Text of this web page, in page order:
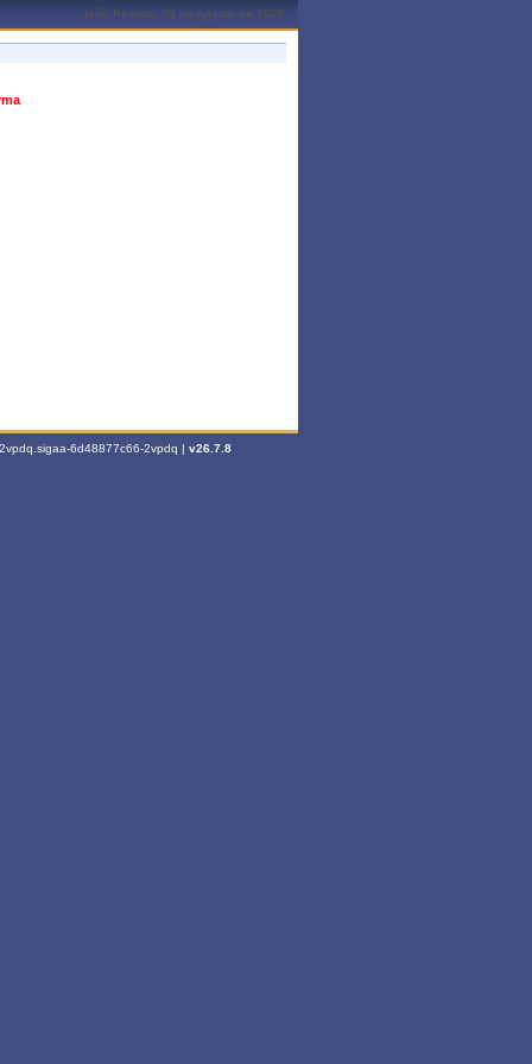
João Pessoa, 09 de Agosto de 2026
6d48877c66-2vpdq | v26.7.8